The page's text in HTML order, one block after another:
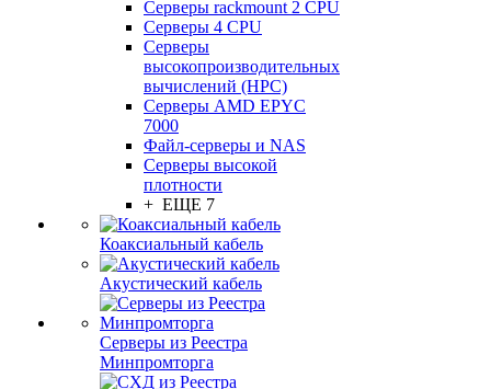
Серверы rackmount 2 CPU
Серверы 4 CPU
Серверы
высокопроизводительных
вычислений (HPC)
Серверы AMD EPYC
7000
Файл-серверы и NAS
Серверы высокой
плотности
+ ЕЩЕ 7
Коаксиальный кабель
Акустический кабель
Серверы из Реестра
Минпромторга